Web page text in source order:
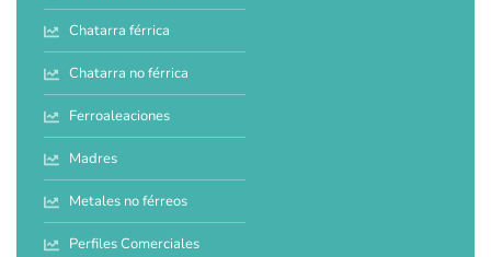
Chatarra férrica
Chatarra no férrica
Ferroaleaciones
Madres
Metales no férreos
Perfiles Comerciales